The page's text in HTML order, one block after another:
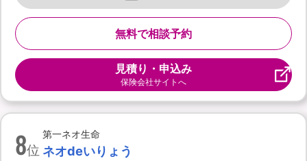
無料で相談予約
見積り・申込み
保険会社サイトへ
8位
第一ネオ生命
ネオdeいりょう